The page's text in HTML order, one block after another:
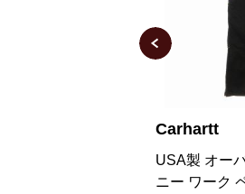
Carhartt
100周年記念
オール デニ